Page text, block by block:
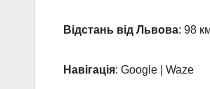
Відстань від Львова: 98
Навігація: Google | Waze